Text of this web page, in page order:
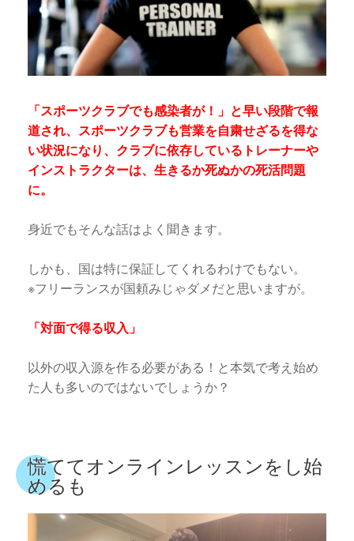
「スポーツクラブでも感染者が！」と早い段階で報
道され、スポーツクラブも営業を自粛せざるを得な
い状況になり、クラブに依存しているトレーナーや
インストラクターは、生きるか死ぬかの死活問題
に。
身近でもそんな話はよく聞きます。
しかも、国は特に保証してくれるわけでもない。
※フリーランスが国頼みじゃダメだと思いますが。
「対面で得る収入」
以外の収入源を作る必要がある！と本気で考え始め
た人も多いのではないでしょうか？
慌ててオンラインレッスンをし始
めるも